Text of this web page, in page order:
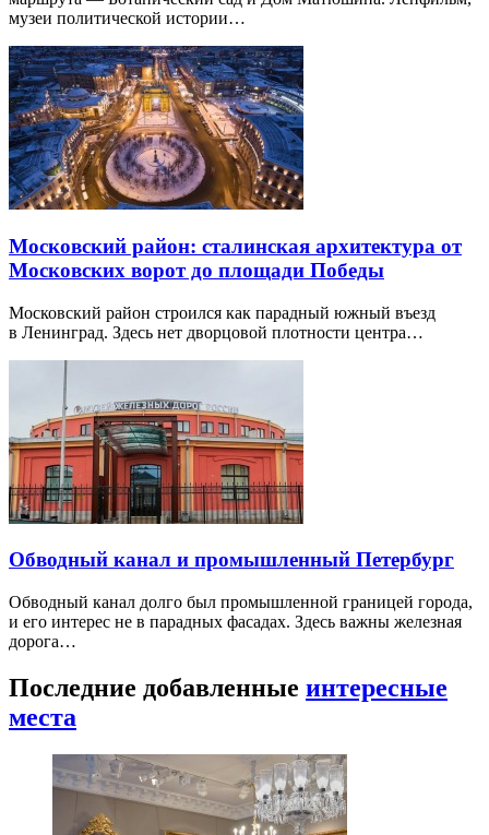
Петербургский модерн лучше изучать не через
случайные “красивые дома”, а через материал, функцию…
Аптекарский остров: Ботанический сад, наука и
На самом Аптекарском острове главные точки этого
маршрута — Ботанический сад и Дом Матюшина. Ленфильм,
музеи политической истории…
Московский район: сталинская архитектура от
Московских ворот до площади Победы
Московский район строился как парадный южный въезд
в Ленинград. Здесь нет дворцовой плотности центра…